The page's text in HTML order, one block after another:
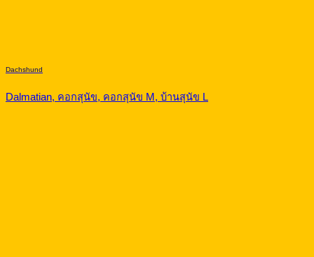
Dachshund
Dalmatian, คอกสุนัข, คอกสุนัข M, บ้านสุนัข L